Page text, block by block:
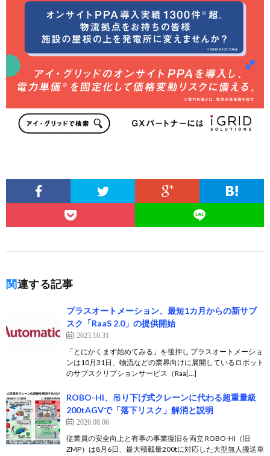
関連する記事
プラスオートメーション、最短1カ月からの新サブ
スク「RaaS 2.0」の提供開始
2023.10.31
「とにかくまず始めてみる」を後押し プラスオートメーショ
ンは10月31日、物流などの業界向けに展開しているロボット
のサブスクリプションサービス（Raa[…]
ROBO-HI、吊り下げ式クレーンに代わる超重量級
200tAGVで「落下リスク」解消と説明
2026.08.06
従業員の安全向上と有事の事業復旧を両立 ROBO-HI（旧
ZMP）は8月6日、最大積載量200tに対応した大型無人搬送車